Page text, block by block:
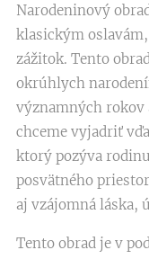
Narodeninový
klasickým
zážitok. Tento
okrúhlych
významných rokov
chceme vyjadriť
ktorý pozýva
posvätného
aj vzájomná láska,
Tento obrad je v